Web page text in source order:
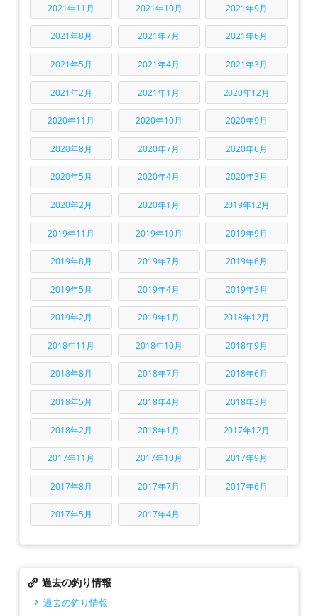
2021年11月 2021年10月 2021年9月
2021年8月 2021年7月 2021年6月
2021年5月 2021年4月 2021年3月
2021年2月 2021年1月 2020年12月
2020年11月 2020年10月 2020年9月
2020年8月 2020年7月 2020年6月
2020年5月 2020年4月 2020年3月
2020年2月 2020年1月 2019年12月
2019年11月 2019年10月 2019年9月
2019年8月 2019年7月 2019年6月
2019年5月 2019年4月 2019年3月
2019年2月 2019年1月 2018年12月
2018年11月 2018年10月 2018年9月
2018年8月 2018年7月 2018年6月
2018年5月 2018年4月 2018年3月
2018年2月 2018年1月 2017年12月
2017年11月 2017年10月 2017年9月
2017年8月 2017年7月 2017年6月
2017年5月 2017年4月
過去の釣り情報
過去の釣り情報